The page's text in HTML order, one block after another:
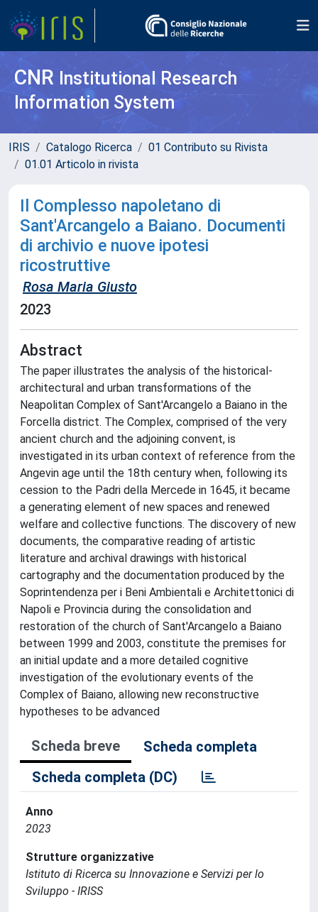
CNR Institutional Research
Information System
IRIS Catalogo Ricerca
01 Contributo su Rivista
01.01 Articolo in rivista
Il Complesso napoletano di
Sant'Arcangelo a Baiano. Documenti
di archivio e nuove ipotesi
ricostruttive
Rosa Maria Giusto
2023
Abstract
The paper illustrates the analysis of the historical-
architectural and urban transformations of the
Neapolitan Complex of Sant'Arcangelo a Baiano in the
Forcella district. The Complex, comprised of the very
ancient church and the adjoining convent, is
investigated in its urban context of reference from the
Angevin age until the 18th century when, following its
cession to the Padri della Mercede in 1645, it became
a generating element of new spaces and renewed
welfare and collective functions. The discovery of new
documents, the comparative reading of artistic
literature and archival drawings with historical
cartography and the documentation produced by the
Soprintendenza per i Beni Ambientali e Architettonici di
Napoli e Provincia during the consolidation and
restoration of the church of Sant'Arcangelo a Baiano
between 1999 and 2003, constitute the premises for
an initial update and a more detailed cognitive
investigation of the evolutionary events of the
Complex of Baiano, allowing new reconstructive
hypotheses to be advanced
Scheda breve
Scheda completa
Scheda completa (DC)
Anno
2023
Strutture organizzative
Istituto di Ricerca su Innovazione e Servizi per lo
Sviluppo - IRISS